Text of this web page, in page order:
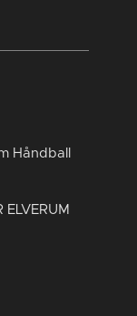
Håndball
ELVERUM